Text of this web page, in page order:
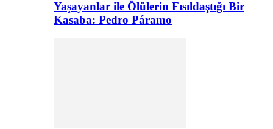
Yaşayanlar ile Ölülerin Fısıldaştığı Bir
Kasaba: Pedro Páramo